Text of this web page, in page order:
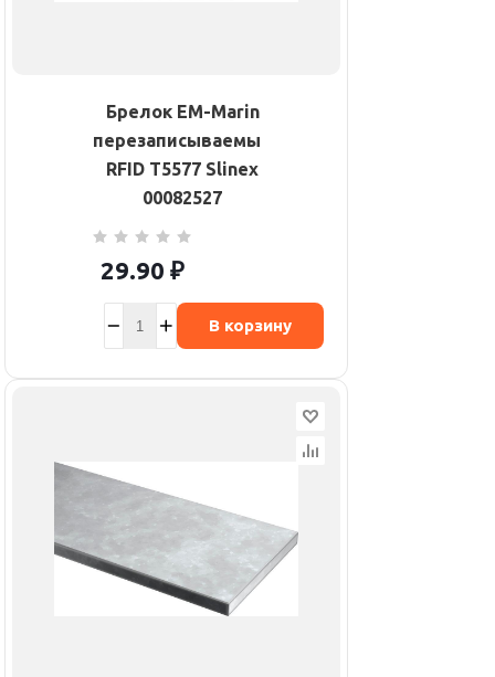
Брелок EM-Marin
перезаписываемый
RFID T5577 Slinex
00082527
29.90 ₽
В корзину